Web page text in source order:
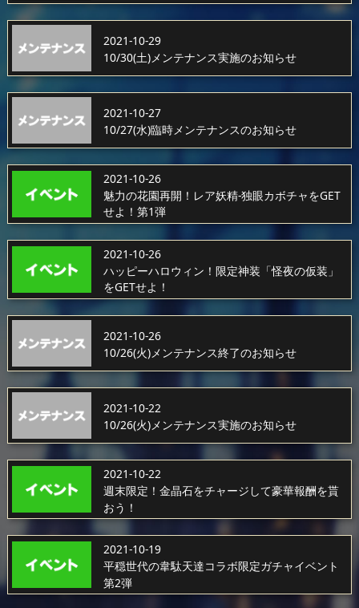
2021-10-29
10/30(土)メンテナンス実施のお知らせ
2021-10-27
10/27(水)臨時メンテナンスのお知らせ
2021-10-26
魅力の花園再開！レア妖精-独眼カボチャをGET
せよ！第1弾
2021-10-26
ハッピーハロウィン！限定神装「怪夜の仮装」
をGETせよ！
2021-10-26
10/26(火)メンテナンス終了のお知らせ
2021-10-22
10/26(火)メンテナンス実施のお知らせ
2021-10-22
週末限定！金晶石をチャージして豪華報酬を貰
おう！
2021-10-19
平穏世代の韋駄天達コラボ限定ガチャイベント
第2弾